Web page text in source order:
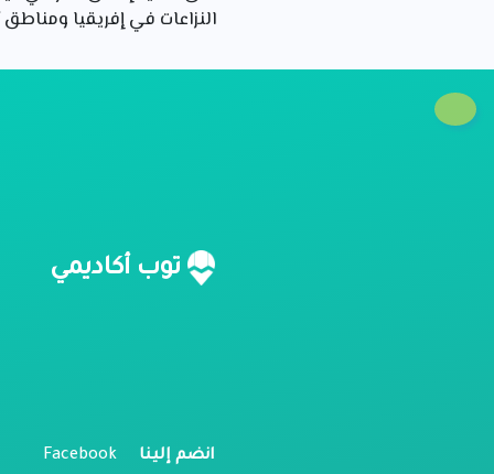
النزاعات في إفريقيا
توب أكاديمي
انضم إلينا Facebook